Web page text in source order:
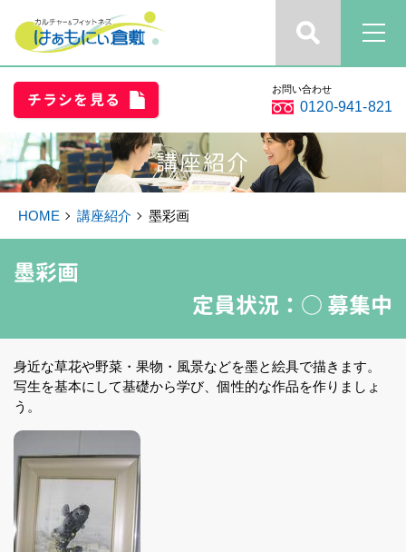
チラシを見る
お問い合わせ
0120-941-821
講座紹介
HOME 講座紹介 墨彩画
墨彩画
定員状況： ○ 募集中
身近な草花や野菜・果物・風景などを墨と絵具で描きます。
写生を基本にして基礎から学び、個性的な作品を作りましょ
う。